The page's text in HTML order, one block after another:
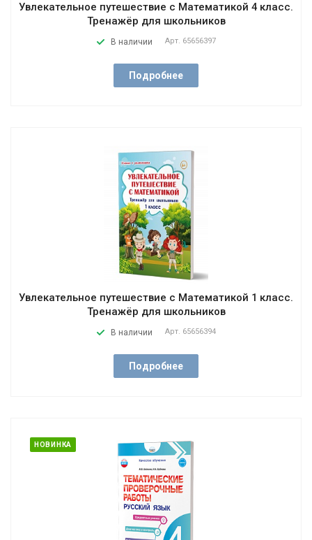
Увлекательное путешествие с Математикой 4 класс.
Тренажёр для школьников
В наличии Арт. 65656397
Подробнее
Увлекательное путешествие с Математикой 1 класс.
Тренажёр для школьников
В наличии Арт. 65656394
Подробнее
НОВИНКА